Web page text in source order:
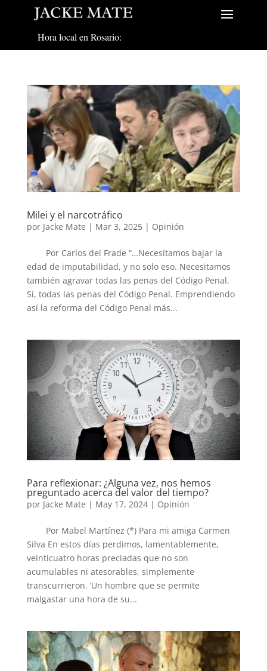
Hora local en Rosario:
Milei y el narcotráfico
por Jacke Mate | Mar 3, 2025| Opinión
Por Carlos del Frade “…Necesitamos bajar la
edad de imputabilidad, y no solo eso. Necesitamos
también agravar todas las penas del Código Penal.
Sí, todas las penas del Código Penal. Emprendiendo
así la reforma del Código Penal más...
Para reflexionar: ¿Alguna vez, nos hemos
preguntado acerca del valor del tiempo?
por Jacke Mate | May 17, 2024| Opinión
Por Mabel Martínez (*) Para mi amiga Carmen
Silva En estos días perdimos, lamentablemente,
veinticuatro horas preciadas que no son
acumulables ni atesorables, simplemente
transcurrieron. ‘Un hombre que se permite
malgastar una hora de su...